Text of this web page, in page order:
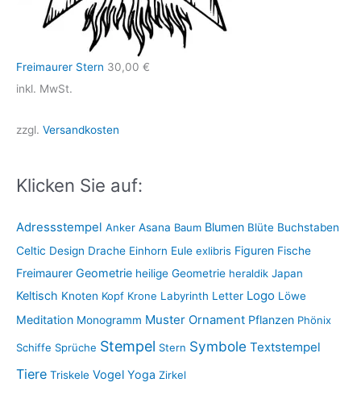
Freimaurer Stern 30,00 €
inkl. MwSt.
zzgl. Versandkosten
Klicken Sie auf:
Adressstempel Anker Asana Baum Blumen Blüte Buchstaben
Celtic Design Drache Einhorn Eule exlibris Figuren Fische
Freimaurer Geometrie heilige Geometrie heraldik Japan
Keltisch Knoten Kopf Krone Labyrinth Letter Logo Löwe
Meditation Monogramm Muster Ornament Pflanzen Phönix
Schiffe Sprüche Stempel Stern Symbole Textstempel
Tiere Triskele Vogel Yoga Zirkel